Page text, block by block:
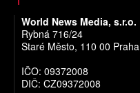
World News Media, s.r.o.
Rybná 716/24
Staré Město, 110 00 Praha
IČO: 09372008
DIČ: CZ09372008